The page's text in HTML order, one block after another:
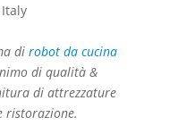
di robot da cucina
di qualità &
di attrezzature
ristorazione.